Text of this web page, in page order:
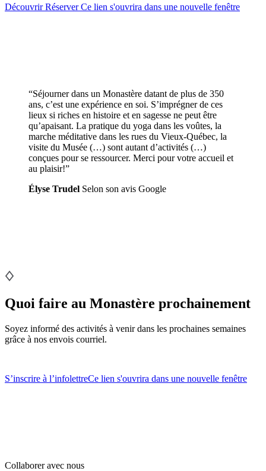
Découvrir Réserver Ce lien s'ouvrira dans une nouvelle fenêtre
“Séjourner dans un Monastère datant de plus de 350
ans, c’est une expérience en soi. S’imprégner de ces
lieux si riches en histoire et en sagesse ne peut être
qu’apaisant. La pratique du yoga dans les voûtes, la
marche méditative dans les rues du Vieux-Québec, la
visite du Musée (…) sont autant d’activités (…)
conçues pour se ressourcer. Merci pour votre accueil et
au plaisir!”
Élyse Trudel Selon son avis Google
Quoi faire au Monastère prochainement
Soyez informé des activités à venir dans les prochaines semaines
grâce à nos envois courriel.
S’inscrire à l’infolettreCe lien s'ouvrira dans une nouvelle fenêtre
Collaborer avec nous